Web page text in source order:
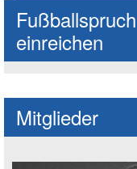
einreichen
Mitglieder